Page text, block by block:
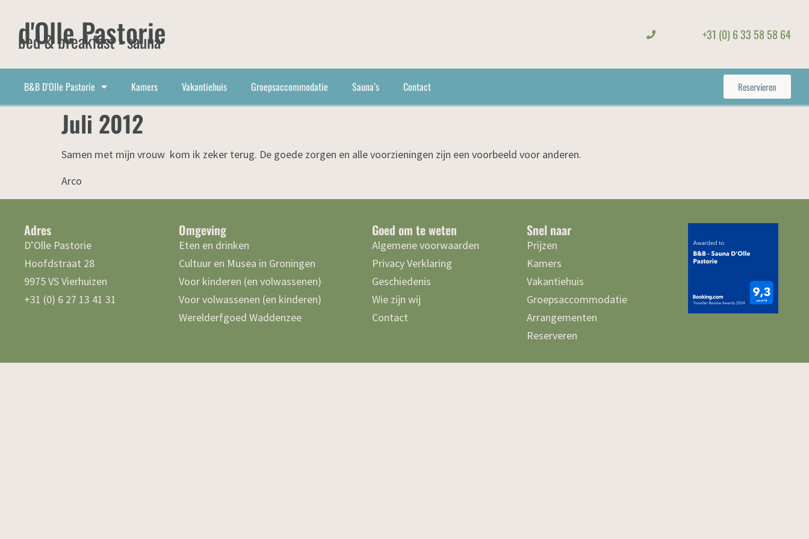
d'Olle Pastorie
bed & breakfast - sauna +31 (0) 6 33 58 58 64
B&B D’Olle Pastorie Kamers Vakantiehuis Groepsaccommodatie Sauna’s Contact Reservieren
Juli 2012
Samen met mijn vrouw kom ik zeker terug. De goede zorgen en alle voorzieningen zijn een voorbeeld voor anderen.
Arco
Adres
D’Olle Pastorie
Hoofdstraat 28
9975 VS Vierhuizen
+31 (0) 6 27 13 41 31
Omgeving
Eten en drinken
Cultuur en Musea in Groningen
Voor kinderen (en volwassenen)
Voor volwassenen (en kinderen)
Werelderfgoed Waddenzee
Goed om te weten
Algemene voorwaarden
Privacy Verklaring
Geschiedenis
Wie zijn wij
Contact
Snel naar
Prijzen
Kamers
Vakantiehuis
Groepsaccommodatie
Arrangementen
Reserveren